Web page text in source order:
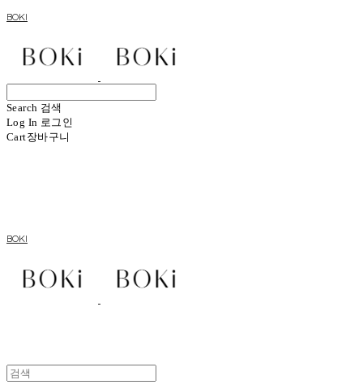
BOKI
Search 검색
Log In 로그인
Cart장바구니
BOKI